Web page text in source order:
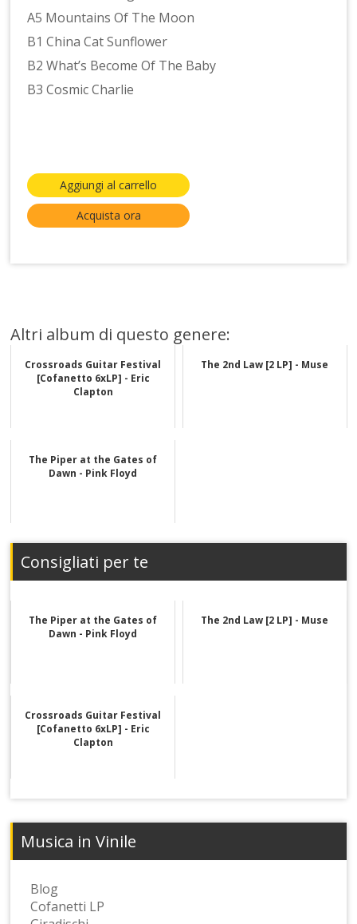
A5 Mountains Of The Moon
B1 China Cat Sunflower
B2 What’s Become Of The Baby
B3 Cosmic Charlie
Aggiungi al carrello
Acquista ora
Altri album di questo genere:
Crossroads Guitar Festival
[Cofanetto 6xLP] - Eric
Clapton
The 2nd Law [2 LP] - Muse
The Piper at the Gates of
Dawn - Pink Floyd
Consigliati per te
The Piper at the Gates of
Dawn - Pink Floyd
The 2nd Law [2 LP] - Muse
Crossroads Guitar Festival
[Cofanetto 6xLP] - Eric
Clapton
Musica in Vinile
Blog
Cofanetti LP